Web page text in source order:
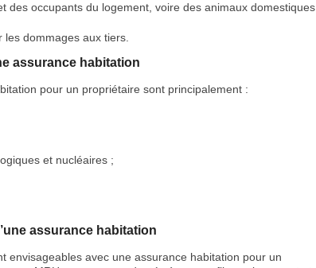
des occupants du logement, voire des animaux domestiques
dommages aux tiers.
assurance habitation
pour un propriétaire sont principalement :
et nucléaires ;
assurance habitation
envisageables avec une assurance habitation pour un